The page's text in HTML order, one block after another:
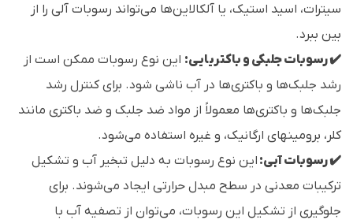
سیترات، اسید استیک، یا آلکالاین‌ها می‌تواند رسوبات آلی را از
بین ببرد.
✔️ رسوبات جلبکی و باکتریایی: این نوع رسوبات ممکن است از
رشد جلبک‌ها و باکتری‌ها در آب ناشی شود. برای کنترل رشد
جلبک‌ها و باکتری‌ها معمولاً از مواد ضد جلبک و ضد باکتری مانند
کلر، برومینهای ارگانیک، و غیره استفاده می‌شود.
✔️ رسوبات آبی: این نوع رسوبات به دلیل تبخیر آب و تشکیل
ترکیبات معدنی در سطح مبدل حرارتی ایجاد می‌شوند. برای
جلوگیری از تشکیل این رسوبات، می‌توان از تصفیه آب با